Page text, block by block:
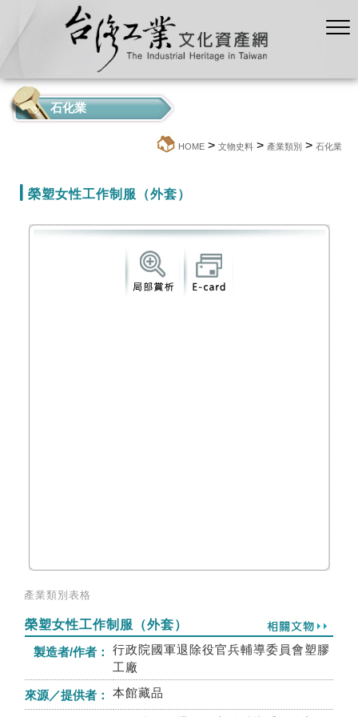
石化業
HOME > 文物史料 > 產業類別 > 石化業
榮塑女性工作制服（外套）
產業類別表格
榮塑女性工作制服（外套）
製造者/作者：
行政院國軍退除役官兵輔導委員會塑膠
工廠
來源／提供者： 本館藏品